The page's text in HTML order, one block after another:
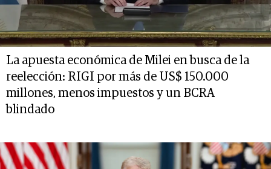
La apuesta económica de Milei en busca de la
reelección: RIGI por más de US$ 150.000
millones, menos impuestos y un BCRA
blindado